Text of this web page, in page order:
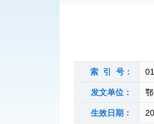
索 引 号：
发文单位：
生效日期：